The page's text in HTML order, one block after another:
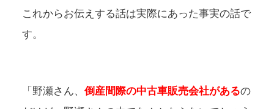
これからお伝えする話は実際にあった事実の話で
す。
「野瀬さん、 倒産間際の中古車販売会社があるの